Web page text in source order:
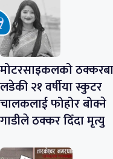
मोटरसाइकलको
लडेकी २१ वर्षीया स्कुटर
चालकलाई फोहोर बोक्ने
गाडीले ठक्कर दिँदा मृत्यु